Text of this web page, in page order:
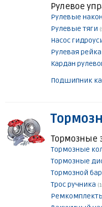
Рулевое
Рулевые
Рулевые тяги
Насос
Рулевая
Кардан
Подшипник
Тормозные
Тормозные
Тормозные
Тормозной
Трос ручника